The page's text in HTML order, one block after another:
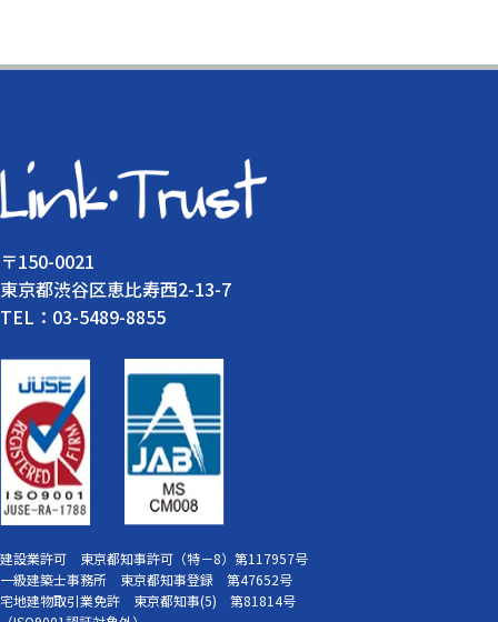
〒150-0021
東京都渋谷区恵比寿西2-13-7
TEL：03-5489-8855
建設業許可 東京都知事許可（特－8）第117957号
一級建築士事務所 東京都知事登録 第47652号
宅地建物取引業免許 東京都知事(5) 第81814号